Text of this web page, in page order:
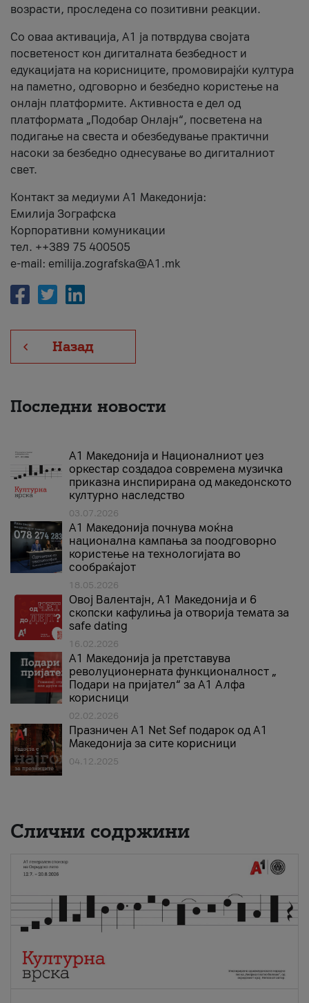
возрасти, проследена со позитивни реакции.
Со оваа активација, А1 ја потврдува својата
посветеност кон дигиталната безбедност и
едукацијата на корисниците, промовирајќи култура
на паметно, одговорно и безбедно користење на
онлајн платформите. Активноста е дел од
платформата „Подобар Онлајн“, посветена на
подигање на свеста и обезбедување практични
насоки за безбедно однесување во дигиталниот
свет.
Контакт за медиуми А1 Македонија:
Емилија Зографска
Корпоративни комуникации
тел. ++389 75 400505
e-mail: emilija.zografska@A1.mk
Назад
Последни новости
А1 Македонија и Националниот џез
оркестар создадоа современа музичка
приказна инспирирана од македонското
културно наследство
03.07.2026
A1 Македонија почнува моќна
национална кампања за поодговорно
користење на технологијата во
сообраќајот
18.05.2026
Овој Валентајн, A1 Македонија и 6
скопски кафулиња ја отворија темата за
safe dating
16.02.2026
А1 Македонија ја претставува
револуционерната функционалност „
Подари на пријател“ за А1 Алфа
корисници
02.02.2026
Празничен A1 Net Sеf подарок од А1
Македонија за сите корисници
04.12.2025
Слични содржини